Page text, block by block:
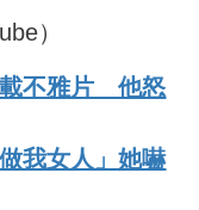
）
載不雅片 他怒
我女人」她嚇